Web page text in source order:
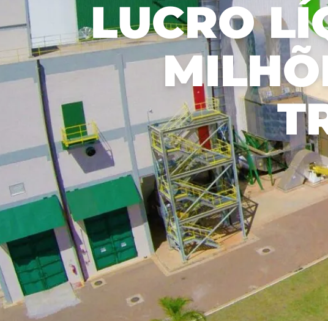
Recusar não essenciais Aceitar
Salvar preferências
Relatório
Plano de
LUCRO